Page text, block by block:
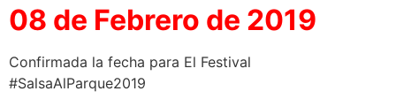
08 de Febrero de 2019
Confirmada la fecha para El Festival
#SalsaAlParque2019